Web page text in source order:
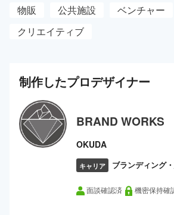
物販
公共施設
ベンチャー
クリエイティブ
制作したプロデザイナー
BRAND WORKS
OKUDA
キャリア ブランディング
面談確認済 機密保持確